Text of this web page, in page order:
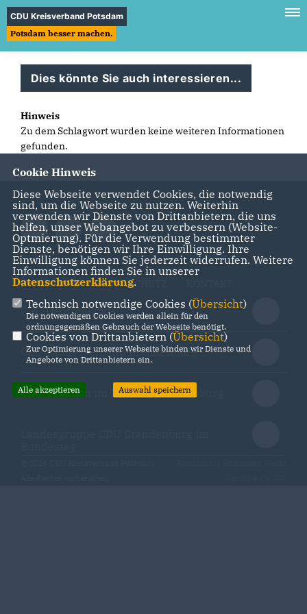
CDU Kreisverband Potsdam
Potsdam besser machen.
Dies könnte Sie auch interessieren...
Hinweis
Zu dem Schlagwort wurden keine weiteren Informationen
gefunden.
IMPRESSUM DATENSCHUTZ
CDU Deutschlands
CDU Landesverband Brandenburg
CDU-Fraktion im Landtag Brandenburg
Cookie Hinweis
Diese Webseite verwendet Cookies, die notwendig
sind, um die Webseite zu nutzen. Weiterhin
verwenden wir Dienste von Drittanbietern, die uns
helfen, unser Webangebot zu verbessern (Website-
Optmierung). Für die Verwendung bestimmter
Dienste, benötigen wir Ihre Einwilligung. Ihre
Einwilligung können Sie jederzeit widerrufen. Weitere
Informationen finden Sie in unserer
Datenschutzerklärung.
Technisch notwendige Cookies (Übersicht)
Die notwendigen Cookies werden allein für den
ordnungsgemäßen Gebrauch der Webseite benötigt.
Cookies von Drittanbietern (Übersicht)
Zur Optimierung unserer Webseite binden wir Dienste und
Angebote von Drittanbietern ein.
Alle akzeptieren Auswahl speichern